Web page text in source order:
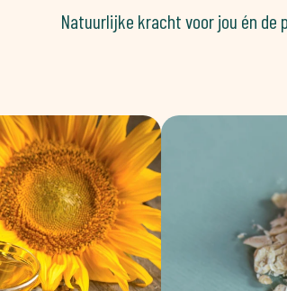
Natuurlijke kracht voor jou én de